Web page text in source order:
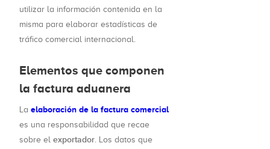
utilizar la información contenida en la
misma para elaborar estadísticas de
tráfico comercial internacional.
Elementos que componen
la factura aduanera
La elaboración de la factura comercial
es una responsabilidad que recae
sobre el exportador . Los datos que